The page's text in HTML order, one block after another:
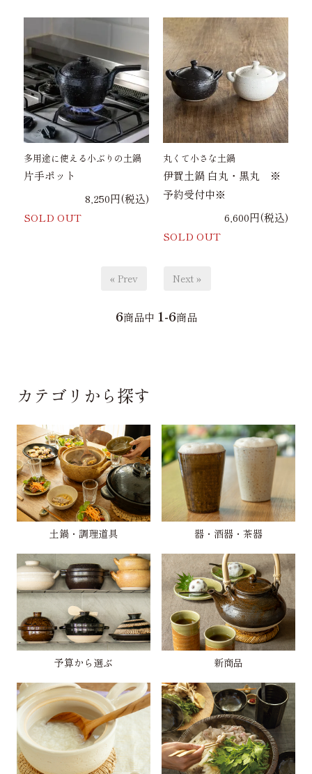
多用途に使える小ぶりの土鍋
片手ポット
8,250円(税込)
SOLD OUT
丸くて小さな土鍋
伊賀土鍋 白丸・黒丸 ※
予約受付中※
6,600円(税込)
SOLD OUT
« Prev Next »
6商品中 1-6商品
カテゴリから探す
土鍋・調理道具 器・酒器・茶器
予算から選ぶ 新商品